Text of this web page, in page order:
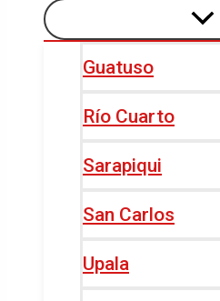
Guatuso
Río Cuarto
Sarapiqui
San Carlos
Upala